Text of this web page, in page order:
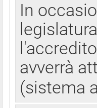
In
avverrà
(sistema